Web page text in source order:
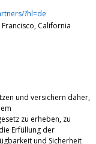
?hl=de
Francisco, California
und versichern daher,
zu erheben, zu
Erfüllung der
und Sicherheit